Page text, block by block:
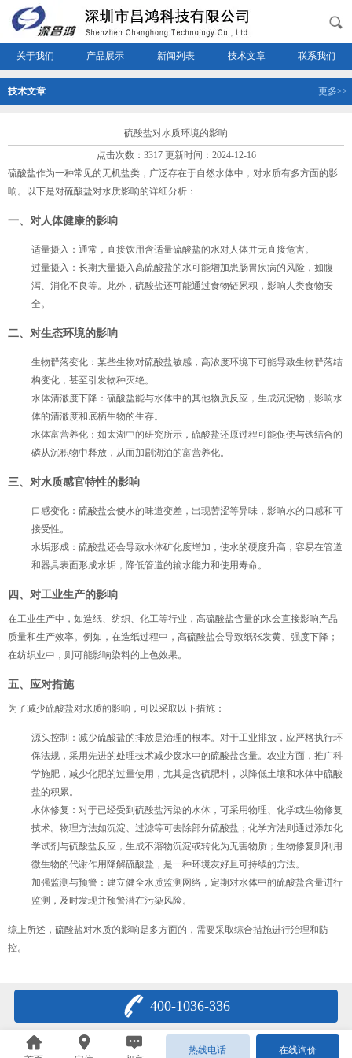
关于我们 产品展示 新闻列表 技术文章 联系我们
技术文章 更多>>
硫酸盐对水质环境的影响
点击次数：3317 更新时间：2024-12-16
硫酸盐作为一种常见的无机盐类，广泛存在于自然水体中，对水质有多方面的影
响。以下是对硫酸盐对水质影响的详细分析：
一、对人体健康的影响
适量摄入 ：通常，直接饮用含适量硫酸盐的水对人体并无直接危害。
过量摄入 ：长期大量摄入高硫酸盐的水可能增加患肠胃疾病的风险，如腹
泻、消化不良等。此外，硫酸盐还可能通过食物链累积，影响人类食物安
全。
二、对生态环境的影响
生物群落变化 ：某些生物对硫酸盐敏感，高浓度环境下可能导致生物群落结
构变化，甚至引发物种灭绝。
水体清澈度下降 ：硫酸盐能与水体中的其他物质反应，生成沉淀物，影响水
体的清澈度和底栖生物的生存。
水体富营养化 ：如太湖中的研究所示，硫酸盐还原过程可能促使与铁结合的
磷从沉积物中释放，从而加剧湖泊的富营养化。
三、对水质感官特性的影响
口感变化 ：硫酸盐会使水的味道变差，出现苦涩等异味，影响水的口感和可
接受性。
水垢形成 ：硫酸盐还会导致水体矿化度增加，使水的硬度升高，容易在管道
和器具表面形成水垢，降低管道的输水能力和使用寿命。
四、对工业生产的影响
在工业生产中，如造纸、纺织、化工等行业，高硫酸盐含量的水会直接影响产品
质量和生产效率。例如，在造纸过程中，高硫酸盐会导致纸张发黄、强度下降；
在纺织业中，则可能影响染料的上色效果。
五、应对措施
为了减少硫酸盐对水质的影响，可以采取以下措施：
源头控制 ：减少硫酸盐的排放是治理的根本。对于工业排放，应严格执行环
保法规，采用先进的处理技术减少废水中的硫酸盐含量。农业方面，推广科
学施肥，减少化肥的过量使用，尤其是含硫肥料，以降低土壤和水体中硫酸
盐的积累。
水体修复 ：对于已经受到硫酸盐污染的水体，可采用物理、化学或生物修复
技术。物理方法如沉淀、过滤等可去除部分硫酸盐；化学方法则通过添加化
学试剂与硫酸盐反应，生成不溶物沉淀或转化为无害物质；生物修复则利用
微生物的代谢作用降解硫酸盐，是一种环境友好且可持续的方法。
加强监测与预警 ：建立健全水质监测网络，定期对水体中的硫酸盐含量进行
监测，及时发现并预警潜在污染风险。
综上所述，硫酸盐对水质的影响是多方面的，需要采取综合措施进行治理和防
控。
400-1036-336
热线电话 在线询价